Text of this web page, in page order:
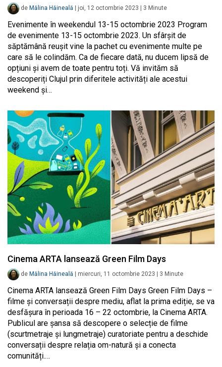
de Mălina Hăineală joi, 12 octombrie 2023 3 Minute
Evenimente în weekendul 13-15 octombrie 2023 Program
de evenimente 13-15 octombrie 2023. Un sfârșit de
săptămână reușit vine la pachet cu evenimente multe pe
care să le colindăm. Ca de fiecare dată, nu ducem lipsă de
opțiuni și avem de toate pentru toți. Vă invităm să
descoperiți Clujul prin diferitele activități ale acestui
weekend și…
Cinema ARTA lansează Green Film Days
de Mălina Hăineală miercuri, 11 octombrie 2023 3 Minute
Cinema ARTA lansează Green Film Days Green Film Days –
filme și conversații despre mediu, aflat la prima ediție, se va
desfășura în perioada 16 – 22 octombrie, la Cinema ARTA.
Publicul are șansa să descopere o selecție de filme
(scurtmetraje și lungmetraje) curatoriate pentru a deschide
conversații despre relația om-natură și a conecta
comunități.…